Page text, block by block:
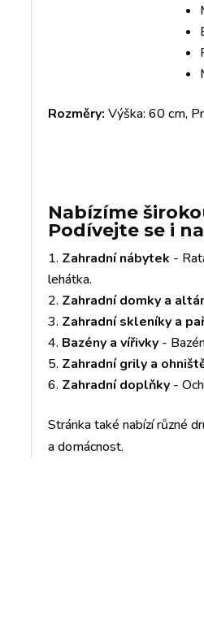
Rozměry:Výška: 60 cm,
Nabízíme
Podívejte se i
Zahradní nábytek -
lehátka.
Zahradní domky a
Zahradní skleníky a
Bazény a vířivky -
Zahradní grily a
Zahradní doplňky -
Stránka také nabízí různé
a domácnost.